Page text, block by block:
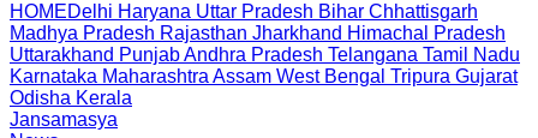
HOMEDelhi Haryana Uttar Pradesh Bihar Chhattisgarh
Madhya Pradesh Rajasthan Jharkhand Himachal Pradesh
Uttarakhand PunjabAndhra Pradesh Telangana Tamil Nadu
Karnataka Maharashtra Assam West Bengal Tripura Gujarat
Odisha Kerala
Jansamasya